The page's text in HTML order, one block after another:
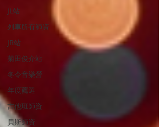
JL站
列車所有師資
JR站
菊田俊介站
冬令音樂營
年度薦選
吉他班師資
貝斯師資